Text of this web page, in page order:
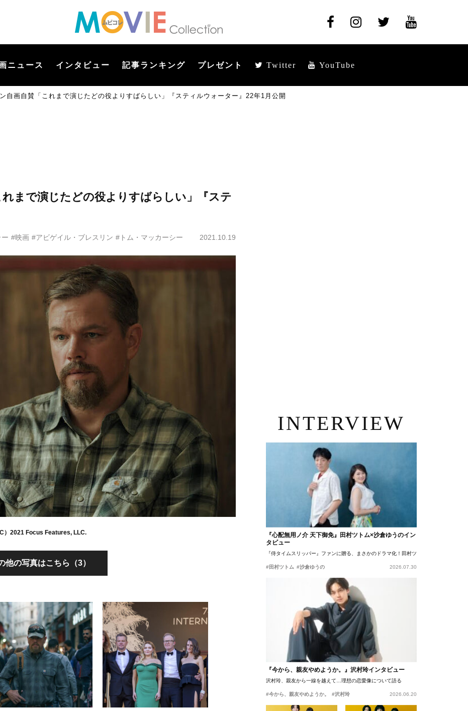
ニュース インタビュー 記事ランキング プレゼント Twitter YouTube
自画自賛「これまで演じたどの役よりすばらしい」『スティルウォーター』22年1月公開
まで演じたどの役よりすばらしい」『ステ
#映画 #アビゲイル・ブレスリン #トム・マッカーシー 2021.10.19
C）2021 Focus Features, LLC.
他の写真はこちら（3）
INTERVIEW
『心配無用ノ介 天下御免』田村ツトム×沙倉ゆうのイン
タビュー
『侍タイムスリッパー』ファンに贈る、まさかのドラマ化！田村ツトム×沙倉ゆうのが語
#田村ツトム #沙倉ゆうの 2026.07.30
『今から、親友やめようか。』沢村玲インタビュー
沢村玲、親友から一線を越えて…理想の恋愛像について語る
#今から、親友やめようか。 #沢村玲 2026.06.20